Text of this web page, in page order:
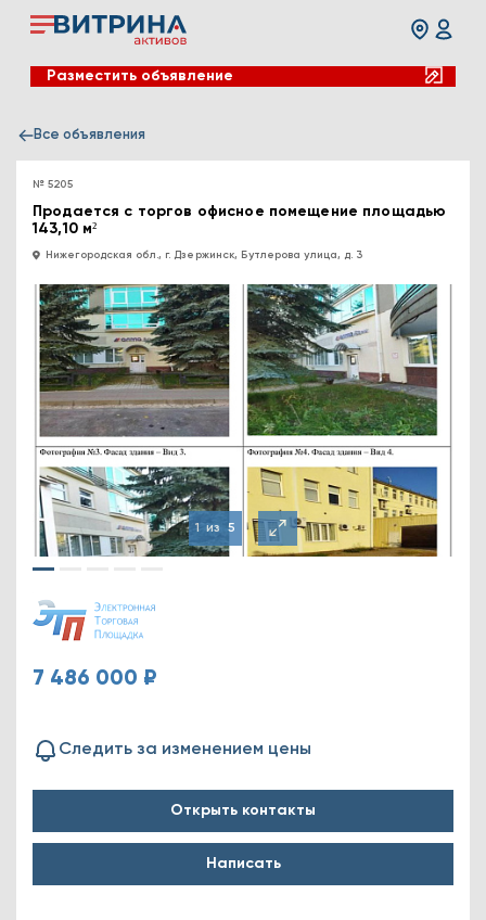
Разместить объявление
Все объявления
№ 5205
Продается с торгов офисное помещение площадью
143,10 м²
Нижегородская обл., г. Дзержинск, Бутлерова улица, д. 3
1 из 5
7 486 000 ₽
Следить за изменением цены
Открыть контакты
Написать